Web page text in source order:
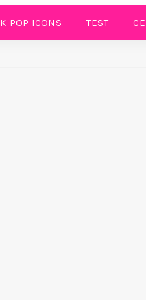
K-POP ICONS TEST